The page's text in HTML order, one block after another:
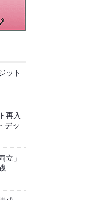
ット
再入
デッ
立」